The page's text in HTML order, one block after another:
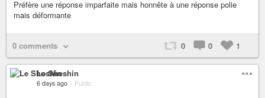
Préfère une réponse imparfaite mais honnête à une réponse polie
mais déformante
0 comments 0 0 1
Le Shoshin
6 days ago – Public